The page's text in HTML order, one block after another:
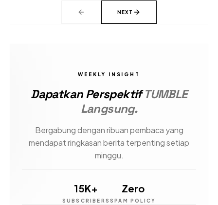
NEXT
WEEKLY INSIGHT
Dapatkan Perspektif TUMBLE
Langsung.
Bergabung dengan ribuan pembaca yang
mendapat ringkasan berita terpenting setiap
minggu.
15K+
SUBSCRIBERS
Zero
SPAM POLICY